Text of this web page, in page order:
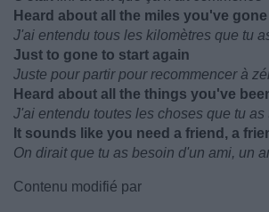
Heard about all the miles you've gone
J'ai entendu tous les kilomètres que tu
Just to gone to start again
Juste pour partir pour recommencer à
Heard about all the things you've
J'ai entendu toutes les choses que tu as
It sounds like you need a friend, a
On dirait que tu as besoin d'un ami, un
Contenu modifié par